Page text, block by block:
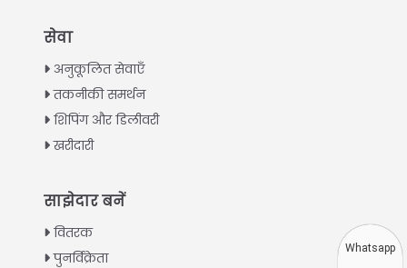
सेवा
अनुकूलित सेवाएँ
तकनीकी समर्थन
शिपिंग और डिलीवरी
खरीदारी
साझेदार बनें
वितरक
पुनर्विक्रेता
Vietnamese
Thai
Turkish
Swahili
Urdu
Greek
Italian
Whatsapp